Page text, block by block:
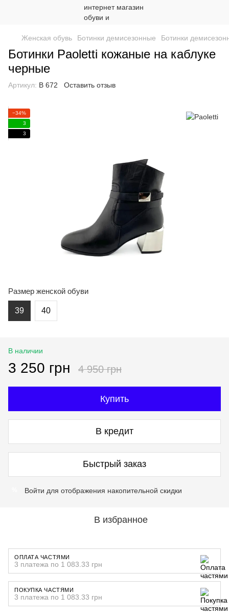
Женская обувь Ботинки демисезонные Ботинки
Ботинки Paoletti кожаные на каблуке
черные
Артикул: В 672 Оставить отзыв
−34%
3
3
Размер женской обуви
39 40
В наличии
3 250 грн 4 950 грн
Купить
В кредит
Быстрый заказ
Войти для отображения накопительной скидки
В избранное
ОПЛАТА ЧАСТЯМИ
3 платежа по 1 083.33 грн
ПОКУПКА ЧАСТЯМИ
3 платежа по 1 083.33 грн